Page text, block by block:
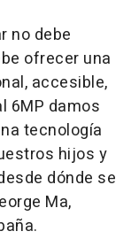
no debe
ofrecer una
accesible,
6MP damos
tecnología
hijos y
dónde se
Ma,